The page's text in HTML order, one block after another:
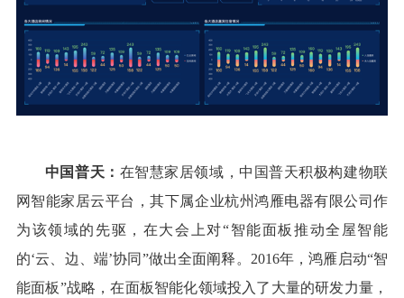
中国普天： 在智慧家居领域，中国普天积极构建物联
网智能家居云平台，其下属企业杭州鸿雁电器有限公司作
为该领域的先驱，在大会上对“智能面板推动全屋智能
的‘云、边、端’协同”做出全面阐释。2016年，鸿雁启动“智
能面板”战略，在面板智能化领域投入了大量的研发力量，